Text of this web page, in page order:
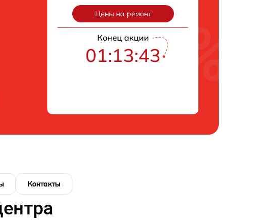
Цены на ремонт
Конец акции
01:13:42
Контакты